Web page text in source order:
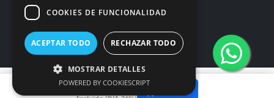
26,31 €
COOKIES DE FUNCIONALIDAD
ACEPTAR TODO RECHAZAR TODO
MOSTRAR DETALLES
POWERED BY COOKIESCRIPT